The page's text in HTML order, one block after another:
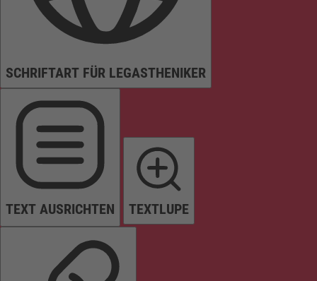
SCHRIFTART FÜR LEGASTHENIKER
TEXT AUSRICHTEN TEXTLUPE